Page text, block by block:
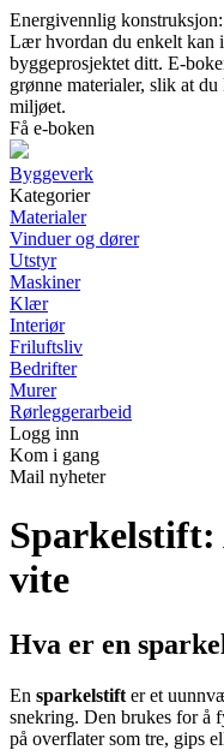
Energivennlig
Lær hvordan du enkelt kan
byggeprosjektet ditt. E-
grønne materialer, slik at
miljøet.
Få e-boken
Byggeverk
Kategorier
Materialer
Vinduer og dører
Utstyr
Maskiner
Klær
Interiør
Friluftsliv
Bedrifter
Murer
Rørleggerarbeid
Logg inn
Kom i gang
Mail nyheter
Sparkelstift:
vite
Hva er en
En sparkelstift er et
snekring. Den brukes for å
på overflater som tre, gips